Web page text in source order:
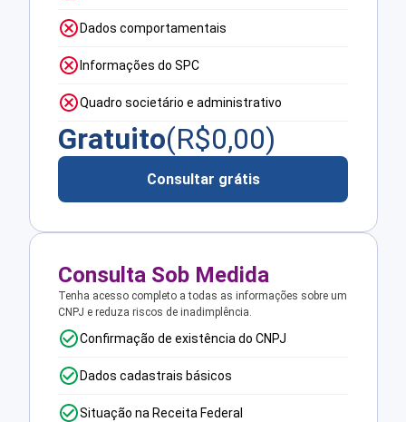
Dados comportamentais
Informações do SPC
Quadro societário e administrativo
Gratuito(R$0,00)
Consultar grátis
Consulta Sob Medida
Tenha acesso completo a todas as informações sobre um
CNPJ e reduza riscos de inadimplência.
Confirmação de existência do CNPJ
Dados cadastrais básicos
Situação na Receita Federal